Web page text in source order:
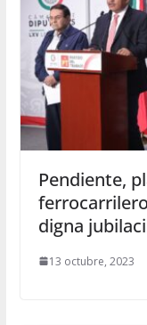
Pendiente,
digna
13 octubre, 2023